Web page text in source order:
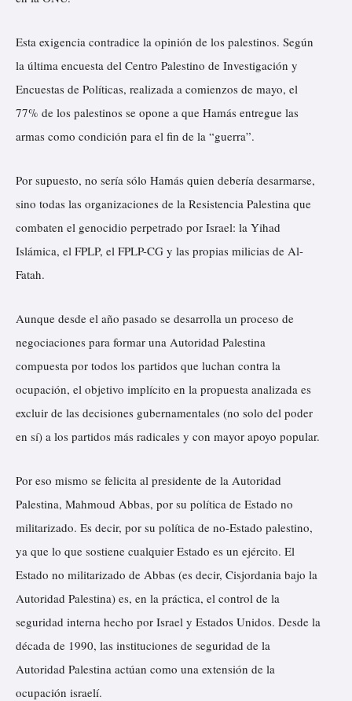
Esta exigencia contradice la opinión de los palestinos. Según
la última encuesta del Centro Palestino de Investigación y
Encuestas de Políticas, realizada a comienzos de mayo, el
77% de los palestinos se opone a que Hamás entregue las
armas como condición para el fin de la “guerra”.
Por supuesto, no sería sólo Hamás quien debería desarmarse,
sino todas las organizaciones de la Resistencia Palestina que
combaten el genocidio perpetrado por Israel: la Yihad
Islámica, el FPLP, el FPLP-CG y las propias milicias de Al-
Fatah.
Aunque desde el año pasado se desarrolla un proceso de
negociaciones para formar una Autoridad Palestina
compuesta por todos los partidos que luchan contra la
ocupación, el objetivo implícito en la propuesta analizada es
excluir de las decisiones gubernamentales (no solo del poder
en sí) a los partidos más radicales y con mayor apoyo popular.
Por eso mismo se felicita al presidente de la Autoridad
Palestina, Mahmoud Abbas, por su política de Estado no
militarizado. Es decir, por su política de no-Estado palestino,
ya que lo que sostiene cualquier Estado es un ejército. El
Estado no militarizado de Abbas (es decir, Cisjordania bajo la
Autoridad Palestina) es, en la práctica, el control de la
seguridad interna hecho por Israel y Estados Unidos. Desde la
década de 1990, las instituciones de seguridad de la
Autoridad Palestina actúan como una extensión de la
ocupación israelí.